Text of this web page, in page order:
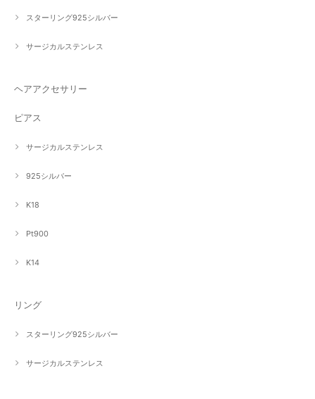
スターリング925シルバー
サージカルステンレス
ヘアアクセサリー
ピアス
サージカルステンレス
925シルバー
K18
Pt900
K14
リング
スターリング925シルバー
サージカルステンレス